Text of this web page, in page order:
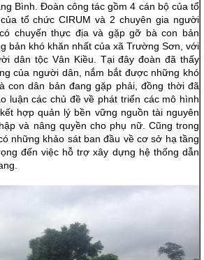
Bình. Đoàn công tác gồm 4 cán bộ của tổ
tổ chức CIRUM và 2 chuyên gia người
chuyến thực địa và gặp gỡ bà con bản
bản khó khăn nhất của xã Trường Sơn, với
dân tộc Vân Kiều. Tại đây đoàn đã thấy
của người dân, nắm bắt được những khó
con dân bản đang gặp phải, đồng thời đã
luận các chủ đề về phát triển các mô hình
hợp quản lý bền vững nguồn tài nguyên
và nâng quyền cho phụ nữ. Cũng trong
những khảo sát ban đầu về cơ sở hạ tầng
đến việc hỗ trợ xây dựng hệ thống dẫn